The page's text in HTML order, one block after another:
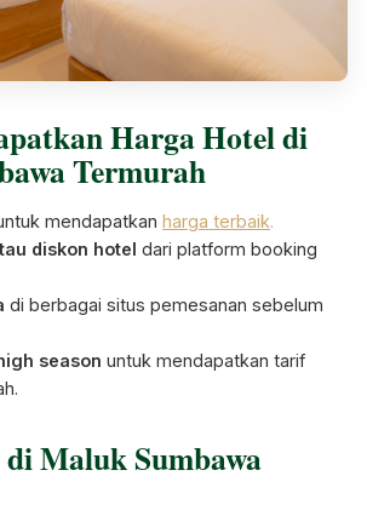
Harga Hotel di
Termurah
mendapatkan harga terbaik.
diskon hotel dari platform booking
di berbagai situs pemesanan sebelum
season untuk mendapatkan tarif
di Maluk Sumbawa